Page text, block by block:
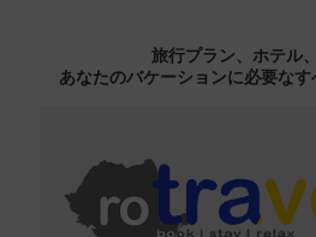
旅行プラン、ホテル
あなたのバケーションに必要なす